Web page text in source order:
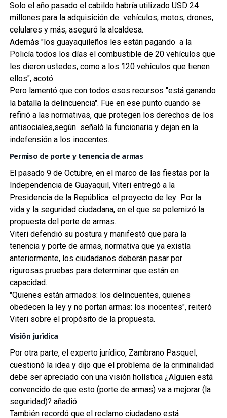
Solo el año pasado el cabildo habría utilizado USD 24
millones para la adquisición de vehículos, motos, drones,
celulares y más, aseguró la alcaldesa.
Además "los guayaquileños les están pagando a la
Policía todos los días el combustible de 20 vehículos que
les dieron ustedes, como a los 120 vehículos que tienen
ellos", acotó.
Pero lamentó que con todos esos recursos "está ganando
la batalla la delincuencia". Fue en ese punto cuando se
refirió a las normativas, que protegen los derechos de los
antisociales,según señaló la funcionaria y dejan en la
indefensión a los inocentes.
Permiso de porte y tenencia de armas
El pasado 9 de Octubre, en el marco de las fiestas por la
Independencia de Guayaquil, Viteri entregó a la
Presidencia de la República el proyecto de ley Por la
vida y la seguridad ciudadana, en el que se polemizó la
propuesta del porte de armas.
Viteri defendió su postura y manifestó que para la
tenencia y porte de armas, normativa que ya existía
anteriormente, los ciudadanos deberán pasar por
rigurosas pruebas para determinar que están en
capacidad.
"Quienes están armados: los delincuentes, quienes
obedecen la ley y no portan armas: los inocentes", reiteró
Viteri sobre el propósito de la propuesta.
Visión jurídica
Por otra parte, el experto jurídico, Zambrano Pasquel,
cuestionó la idea y dijo que el problema de la criminalidad
debe ser apreciado con una visión holística ¿Alguien está
convencido de que esto (porte de armas) va a mejorar (la
seguridad)? añadió.
También recordó que el reclamo ciudadano está